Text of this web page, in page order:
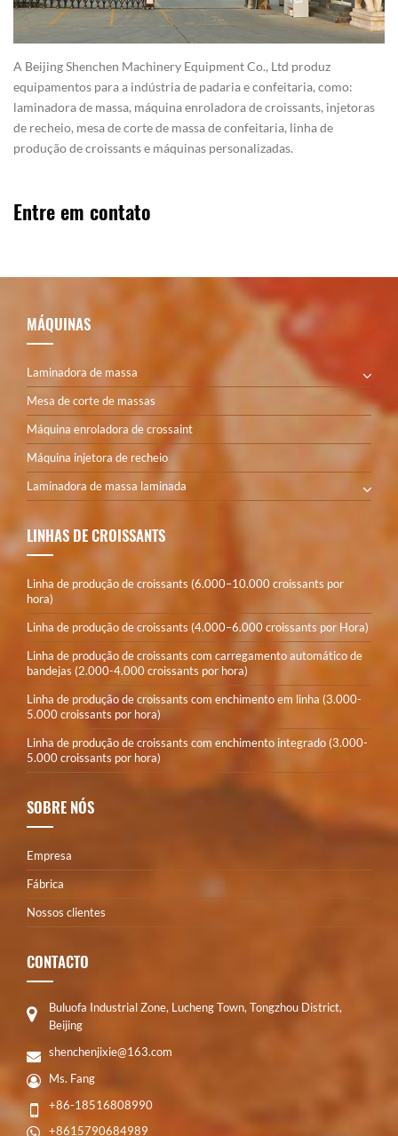
A Beijing Shenchen Machinery Equipment Co., Ltd produz
equipamentos para a indústria de padaria e confeitaria, como:
laminadora de massa, máquina enroladora de croissants, injetoras
de recheio, mesa de corte de massa de confeitaria, linha de
produção de croissants e máquinas personalizadas.
Entre em contato
MÁQUINAS
Laminadora de massa
Mesa de corte de massas
Máquina enroladora de crossaint
Máquina injetora de recheio
Laminadora de massa laminada
LINHAS DE CROISSANTS
Linha de produção de croissants (6.000–10.000 croissants por
hora)
Linha de produção de croissants (4.000–6.000 croissants por Hora)
Linha de produção de croissants com carregamento automático de
bandejas (2.000-4.000 croissants por hora)
Linha de produção de croissants com enchimento em linha (3.000-
5.000 croissants por hora)
Linha de produção de croissants com enchimento integrado (3.000-
5.000 croissants por hora)
SOBRE NÓS
Empresa
Fábrica
Nossos clientes
CONTACTO
Buluofa Industrial Zone, Lucheng Town, Tongzhou District,
Beijing
shenchenjixie@163.com
Ms. Fang
+86-18516808990
+8615790684989